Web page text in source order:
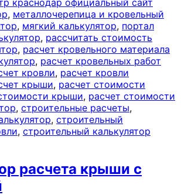
, металлочерепица и кровельный
, мягкий калькулятор, портал
, рассчитать стоимость
, расчет кровельного материала
, расчет кровельных работ
кровли, расчет кровли
крыши, расчет стоимости
крыши, расчет стоимости
, строительные расчеты,
, строительный
, строительный калькулятор
расчета крыши с